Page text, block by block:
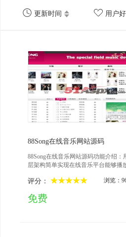
 更新时间  用户
88Song在线音乐网站源码
88Song在线音乐网站源码功能介绍：
层架构简单实现在线音乐平台能够播
能：歌曲管理歌手管理歌曲类型管理
99的三层架构音乐平台希望各位大神
评分： 浏览：
免费